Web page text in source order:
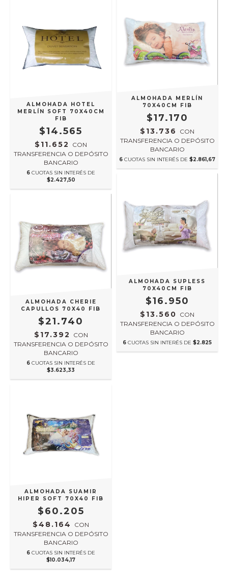
ALMOHADA HOTEL
MERLÍN SOFT 70X40CM
FIB
$14.565
$11.652
CON
TRANSFERENCIA O DEPÓSITO
BANCARIO
6 CUOTAS SIN INTERÉS DE
$2.427,50
ALMOHADA MERLÍN
70X40CM FIB
$17.170
$13.736
CON
TRANSFERENCIA O DEPÓSITO
BANCARIO
6 CUOTAS SIN INTERÉS DE $2.861,67
ALMOHADA CHERIE
CAPULLOS 70X40 FIB
$21.740
$17.392
CON
TRANSFERENCIA O DEPÓSITO
BANCARIO
6 CUOTAS SIN INTERÉS DE
$3.623,33
ALMOHADA SUPLESS
70X40CM FIB
$16.950
$13.560 CON
TRANSFERENCIA O DEPÓSITO
BANCARIO
6 CUOTAS SIN INTERÉS DE $2.825
ALMOHADA SUAMIR
HIPER SOFT 70X40 FIB
$60.205
$48.164
CON
TRANSFERENCIA O DEPÓSITO
BANCARIO
6 CUOTAS SIN INTERÉS DE
$10.034,17